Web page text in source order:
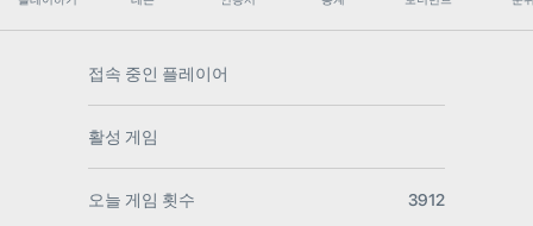
접속 중인 플레이어
활성 게임
오늘 게임 횟수 3912